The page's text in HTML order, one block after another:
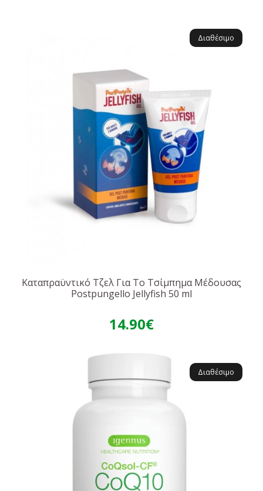
Διαθέσιμο
Καταπραϋντικό Τζελ Για Το Τσίμπημα Μέδουσας
Postpungello Jellyfish 50 ml
14.90€
Διαθέσιμο